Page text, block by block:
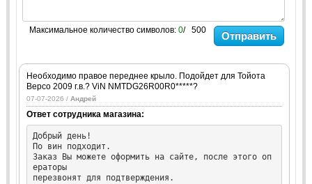
Максимальное количество символов: 0/ 500 Отправить
Необходимо правое переднее крыло. Подойдет для Тойота
Версо 2009 г.в.? ViN NMTDG26R00R0*****?
07-07-2026 / Андрей
Ответ сотрудника магазина:
Добрый день!
По вин подходит.
Заказ Вы можете оформить на сайте, после этого оп
ераторы
перезвонят для подтверждения.